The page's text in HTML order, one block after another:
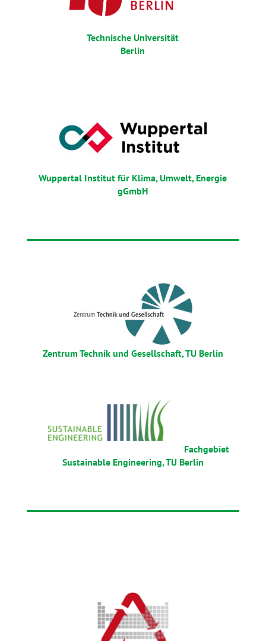
Technische Universität
Berlin
Wuppertal Institut für Klima, Umwelt, Energie
gGmbH
Zentrum Technik und Gesellschaft, TU Berlin
Fachgebiet
Sustainable Engineering, TU Berlin